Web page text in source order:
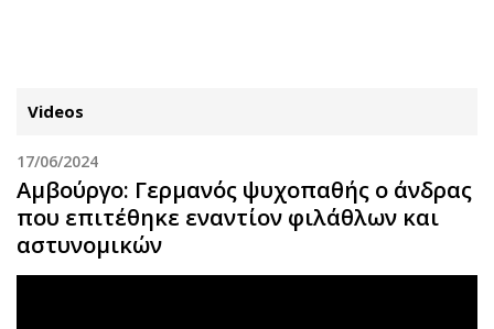
ΚΑΤΗΓΟΡΙΕΣ ΣΥΝΔΕΣΗ
Κύπρος
Παιδεία
Απόψεις
Videos
17/06/2024
Αμβούργο: Γερμανός ψυχοπαθής ο άνδρας
που επιτέθηκε εναντίον φιλάθλων και
αστυνομικών